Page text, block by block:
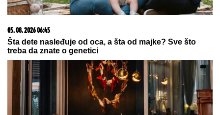
03. 08. 2026 13:23